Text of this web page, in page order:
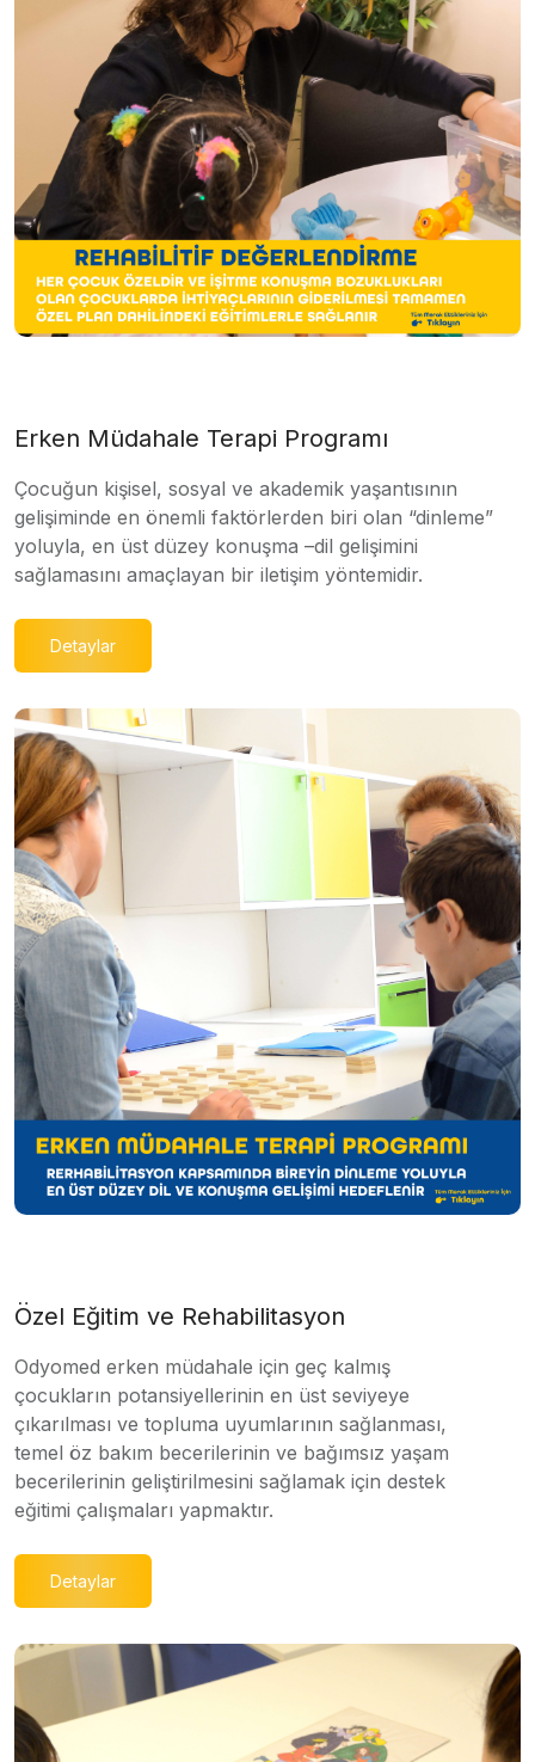
Erken Müdahale Terapi Programı
Çocuğun kişisel, sosyal ve akademik yaşantısının
gelişiminde en önemli faktörlerden biri olan “dinleme”
yoluyla, en üst düzey konuşma –dil gelişimini
sağlamasını amaçlayan bir iletişim yöntemidir.
Detaylar
Özel Eğitim ve Rehabilitasyon
Odyomed erken müdahale için geç kalmış
çocukların potansiyellerinin en üst seviyeye
çıkarılması ve topluma uyumlarının sağlanması,
temel öz bakım becerilerinin ve bağımsız yaşam
becerilerinin geliştirilmesini sağlamak için destek
eğitimi çalışmaları yapmaktır.
Detaylar